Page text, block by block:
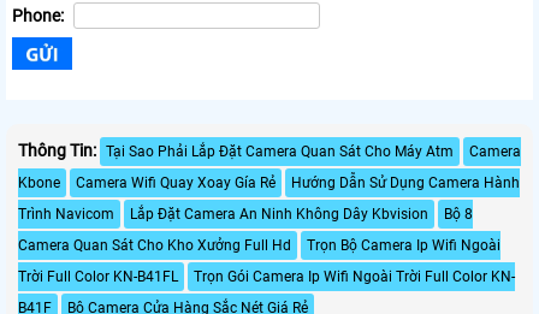
Phone:
Thông Tin: Tại Sao Phải Lắp Đặt Camera Quan Sát Cho Máy Atm
Camera
Kbone
Camera Wifi Quay Xoay Gía Rẻ
Hướng Dẫn Sử Dụng Camera Hành
Trình Navicom
Lắp Đặt Camera An Ninh Không Dây Kbvision
Bộ 8
Camera Quan Sát Cho Kho Xưởng Full Hd
Trọn Bộ Camera Ip Wifi Ngoài
Trời Full Color KN-B41FL
Trọn Gói Camera Ip Wifi Ngoài Trời Full Color KN-
B41F
Bộ Camera Cửa Hàng Sắc Nét Giá Rẻ